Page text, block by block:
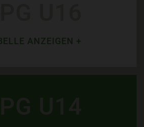
ANZEIGEN +